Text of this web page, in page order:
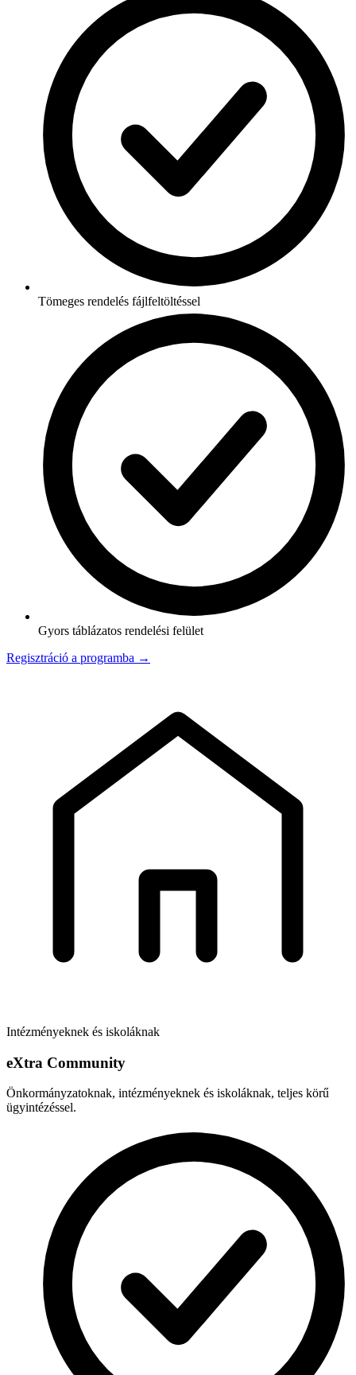
Tömeges rendelés fájlfeltöltéssel
Gyors táblázatos rendelési felület
Regisztráció a programba →
Intézményeknek és iskoláknak
eXtra Community
Önkormányzatoknak, intézményeknek és iskoláknak, teljes körű
ügyintézéssel.